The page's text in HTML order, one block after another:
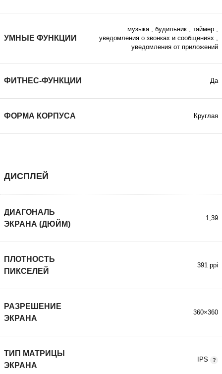
УМНЫЕ ФУНКЦИИ
музыка , будильник , таймер ,
уведомления о звонках и сообщениях ,
уведомления от приложений
ФИТНЕС-ФУНКЦИИ Да
ФОРМА КОРПУСА Круглая
ДИСПЛЕЙ
ДИАГОНАЛЬ
ЭКРАНА (ДЮЙМ)
1,39
ПЛОТНОСТЬ
ПИКСЕЛЕЙ
391 ppi
РАЗРЕШЕНИЕ
ЭКРАНА
360×360
ТИП МАТРИЦЫ
ЭКРАНА
IPS